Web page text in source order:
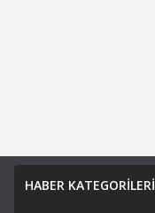
HABER KATEGORİLERİ